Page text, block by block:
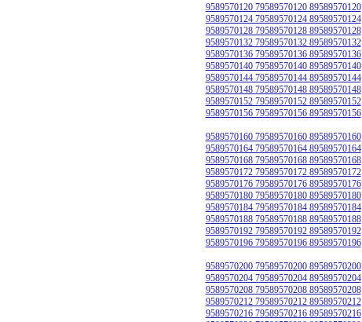
9589570120 79589570120 89589570120
9589570124 79589570124 89589570124
9589570128 79589570128 89589570128
9589570132 79589570132 89589570132
9589570136 79589570136 89589570136
9589570140 79589570140 89589570140
9589570144 79589570144 89589570144
9589570148 79589570148 89589570148
9589570152 79589570152 89589570152
9589570156 79589570156 89589570156
9589570160 79589570160 89589570160
9589570164 79589570164 89589570164
9589570168 79589570168 89589570168
9589570172 79589570172 89589570172
9589570176 79589570176 89589570176
9589570180 79589570180 89589570180
9589570184 79589570184 89589570184
9589570188 79589570188 89589570188
9589570192 79589570192 89589570192
9589570196 79589570196 89589570196
9589570200 79589570200 89589570200
9589570204 79589570204 89589570204
9589570208 79589570208 89589570208
9589570212 79589570212 89589570212
9589570216 79589570216 89589570216